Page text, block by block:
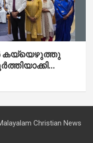
കയ്യെഴുത്തു
ഫാർമേഴ്‌സ്
Christian News